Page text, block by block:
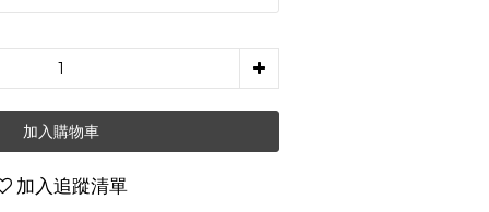
加入購物車
加入追蹤清單